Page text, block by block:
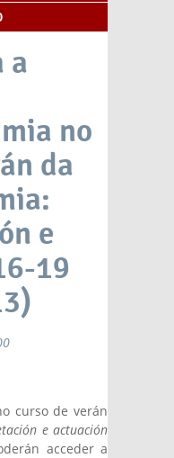
a
no
da
e
19
curso de verán
e actuación
acceder a